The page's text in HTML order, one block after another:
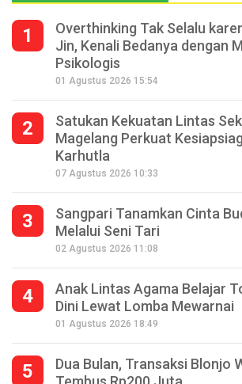
1
Overthinking Tak Selalu
Jin, Kenali Bedanya dengan
Psikologis
01 Agustus 2026 15:54
2
Satukan Kekuatan Lintas
Magelang Perkuat
Karhutla
07 Agustus 2026 10:33
3
Sangpari Tanamkan Cinta
Melalui Seni Tari
02 Agustus 2026 11:08
4
Anak Lintas Agama Belajar
Dini Lewat Lomba Mewarnai
01 Agustus 2026 18:49
5
Dua Bulan, Transaksi Blonjo